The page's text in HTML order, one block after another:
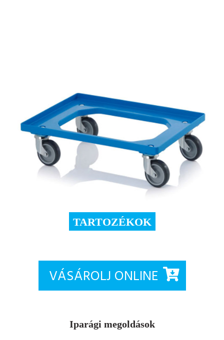
TARTOZÉKOK
VÁSÁROLJ ONLINE
Iparági megoldások